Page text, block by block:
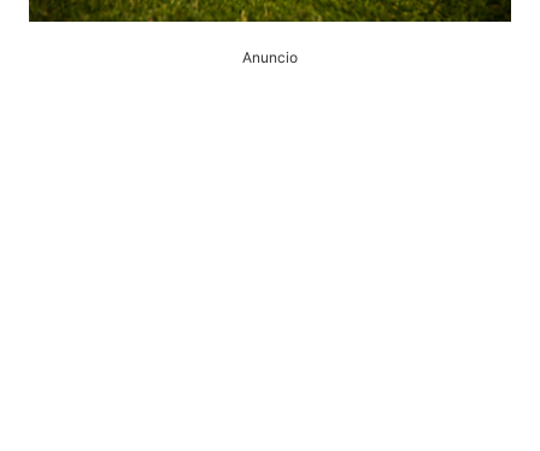
Anuncio